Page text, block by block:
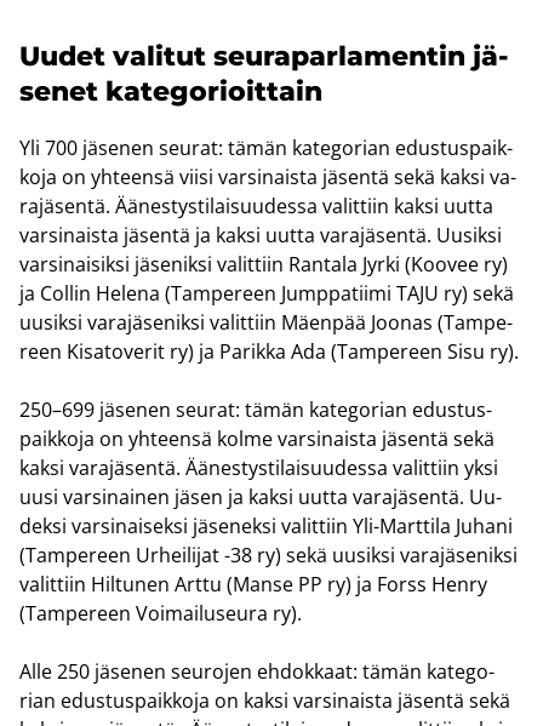
Uudet va­li­tut seu­ra­par­la­men­tin jä­
se­net ka­te­go­rioit­tain
Yli 700 jä­se­nen seu­rat: tämän ka­te­go­rian edus­tus­paik­
ko­ja on yh­teen­sä viisi var­si­nais­ta jä­sen­tä sekä kaksi va­
ra­jä­sen­tä. Ää­nes­tys­ti­lai­suu­des­sa va­lit­tiin kaksi uutta
var­si­nais­ta jä­sen­tä ja kaksi uutta va­ra­jä­sen­tä. Uusik­si
var­si­nai­sik­si jä­se­nik­si va­lit­tiin Ran­ta­la Jyrki (Koo­vee ry)
ja Col­lin He­le­na (Tam­pe­reen Jump­pa­tii­mi TAJU ry) sekä
uusik­si va­ra­jä­se­nik­si va­lit­tiin Mäen­pää Joo­nas (Tam­pe­
reen Ki­sa­to­ve­rit ry) ja Pa­rik­ka Ada (Tam­pe­reen Sisu ry).
250–699 jä­se­nen seu­rat: tämän ka­te­go­rian edus­tus­
paik­ko­ja on yh­teen­sä kolme var­si­nais­ta jä­sen­tä sekä
kaksi va­ra­jä­sen­tä. Ää­nes­tys­ti­lai­suu­des­sa va­lit­tiin yksi
uusi var­si­nai­nen jäsen ja kaksi uutta va­ra­jä­sen­tä. Uu­
dek­si var­si­nai­sek­si jä­se­nek­si va­lit­tiin Yli-​Marttila Ju­ha­ni
(Tam­pe­reen Ur­hei­li­jat -38 ry) sekä uusik­si va­ra­jä­se­nik­si
va­lit­tiin Hil­tu­nen Arttu (Manse PP ry) ja Forss Henry
(Tam­pe­reen Voi­mai­luseu­ra ry).
Alle 250 jä­se­nen seu­ro­jen eh­dok­kaat: tämän ka­te­go­
rian edus­tus­paik­ko­ja on kaksi var­si­nais­ta jä­sen­tä sekä